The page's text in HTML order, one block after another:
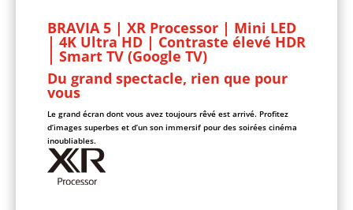
BRAVIA 5 | XR Processor | Mini LED
| 4K Ultra HD | Contraste élevé HDR
| Smart TV (Google TV)
Du grand spectacle, rien que pour
vous
Le grand écran dont vous avez toujours rêvé est arrivé. Profitez
d’images superbes et d’un son immersif pour des soirées cinéma
inoubliables.